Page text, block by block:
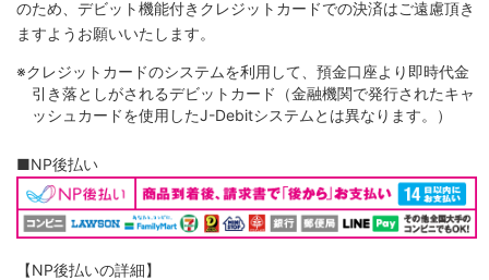
のため、デビット機能付きクレジットカードでの決済はご遠慮頂き
ますようお願いいたします。
※クレジットカードのシステムを利用して、預金口座より即時代金
引き落としがされるデビットカード（金融機関で発行されたキャ
ッシュカードを使用したJ-Debitシステムとは異なります。）
■NP後払い
【NP後払いの詳細】